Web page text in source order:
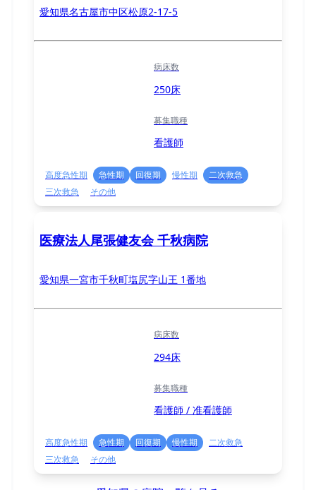
愛知県名古屋市中区松原2-17-5
病床数
250床
募集職種
看護師
高度急性期 急性期 回復期 慢性期
二次救急
三次救急
その他
医療法人尾張健友会 千秋病院
愛知県一宮市千秋町塩尻字山王 1番地
病床数
294床
募集職種
看護師 / 准看護師
高度急性期 急性期 回復期 慢性期
二次救急
三次救急
その他